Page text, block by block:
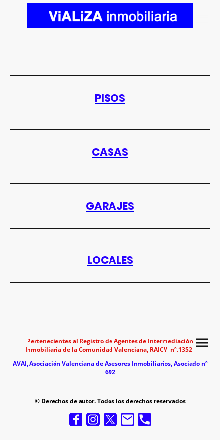
PISOS
CASAS
GARAJES
LOCALES
Pertenecientes al Registro de Agentes de Intermediación
Inmobiliaria de la Comunidad Valenciana, RAICV nº.1352
AVAI, Asociación Valenciana de Asesores Inmobiliarios, Asociado nº
692
© Derechos de autor. Todos los derechos reservados